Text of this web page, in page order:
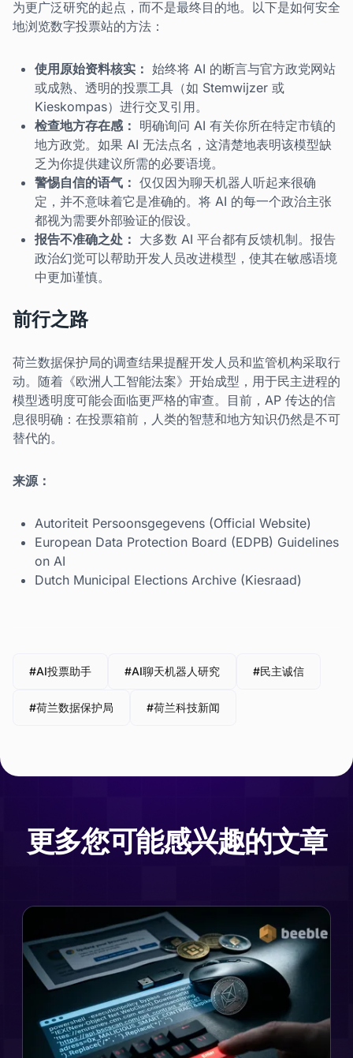
为更广泛研究的起点，而不是最终目的地。以下是如何安全
地浏览数字投票站的方法：
使用原始资料核实： 始终将 AI 的断言与官方政党网站
或成熟、透明的投票工具（如 Stemwijzer 或
Kieskompas）进行交叉引用。
检查地方存在感： 明确询问 AI 有关你所在特定市镇的
地方政党。如果 AI 无法点名，这清楚地表明该模型缺
乏为你提供建议所需的必要语境。
警惕自信的语气： 仅仅因为聊天机器人听起来很确
定，并不意味着它是准确的。将 AI 的每一个政治主张
都视为需要外部验证的假设。
报告不准确之处： 大多数 AI 平台都有反馈机制。报告
政治幻觉可以帮助开发人员改进模型，使其在敏感语境
中更加谨慎。
前行之路
荷兰数据保护局的调查结果提醒开发人员和监管机构采取行
动。随着《欧洲人工智能法案》开始成型，用于民主进程的
模型透明度可能会面临更严格的审查。目前，AP 传达的信
息很明确：在投票箱前，人类的智慧和地方知识仍然是不可
替代的。
来源：
Autoriteit Persoonsgegevens (Official Website)
European Data Protection Board (EDPB) Guidelines
on AI
Dutch Municipal Elections Archive (Kiesraad)
#AI投票助手 #AI聊天机器人研究 #民主诚信
#荷兰数据保护局 #荷兰科技新闻
更多您可能感兴趣的文章